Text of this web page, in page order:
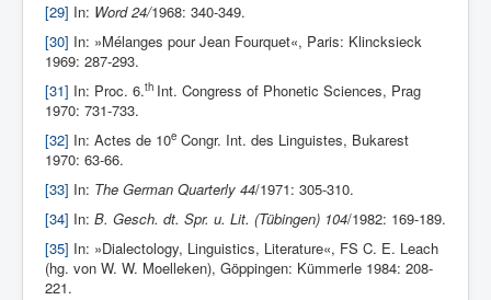
[29] In: Word 24/1968: 340-349.
[30] In: »Mélanges pour Jean Fourquet«, Paris: Klincksieck
1969: 287-293.
[31] In: Proc. 6.th Int. Congress of Phonetic Sciences, Prag
1970: 731-733.
[32] In: Actes de 10e Congr. Int. des Linguistes, Bukarest
1970: 63-66.
[33] In: The German Quarterly 44/1971: 305-310.
[34] In: B. Gesch. dt. Spr. u. Lit. (Tübingen) 104/1982: 169-189.
[35] In: »Dialectology, Linguistics, Literature«, FS C. E. Leach
(hg. von W. W. Moelleken), Göppingen: Kümmerle 1984: 208-
221.